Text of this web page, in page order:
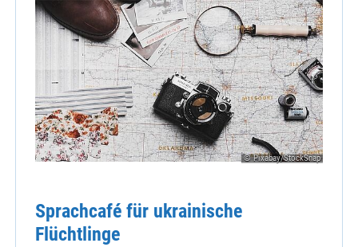
© Pixabay/StockSnap
Sprachcafé für ukrainische
Flüchtlinge